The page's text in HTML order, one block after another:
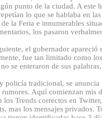
punto de la ciudad. A este
lo que se hablaba en
la Feria e innumerables
los pasaron
el gobernador
fue tan limitado como
se enteraron de sus
policía tradicional, se
Aquí comienzan mis
Trends correctos en
mas los mensajes privados.